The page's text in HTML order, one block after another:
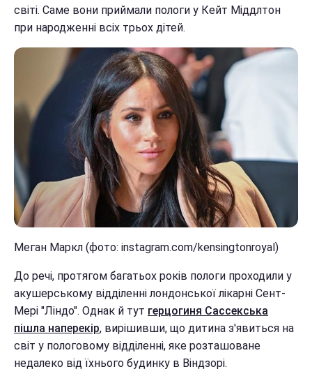
світі. Саме вони приймали пологи у Кейт Міддлтон
при народженні всіх трьох дітей.
Меган Маркл (фото: instagram.com/kensingtonroyal)
До речі, протягом багатьох років пологи проходили у
акушерському відділенні лондонської лікарні Сент-
Мері "Ліндо". Однак й тут герцогиня Сассекська
пішла наперекір, вирішивши, що дитина з'явиться на
світ у пологовому відділенні, яке розташоване
недалеко від їхнього будинку в Віндзорі.